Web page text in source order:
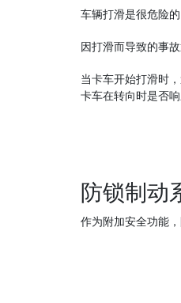
车辆打滑是很危险
因打滑而导致的事
当卡车开始打滑时
卡车在转向时是否
防锁制动
作为附加安全功能